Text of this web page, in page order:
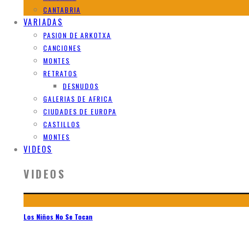
CANTABRIA
VARIADAS
PASION DE ARKOTXA
CANCIONES
MONTES
RETRATOS
DESNUDOS
GALERIAS DE AFRICA
CIUDADES DE EUROPA
CASTILLOS
MONTES
VIDEOS
VIDEOS
Los Niños No Se Tocan